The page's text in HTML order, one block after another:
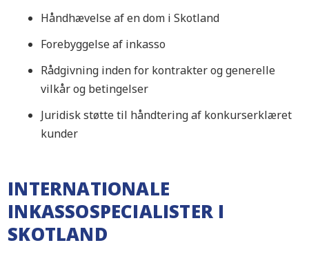
Håndhævelse af en dom i Skotland
Forebyggelse af inkasso
Rådgivning inden for kontrakter og generelle
vilkår og betingelser
Juridisk støtte til håndtering af konkurserklæret
kunder
INTERNATIONALE
INKASSOSPECIALISTER I
SKOTLAND